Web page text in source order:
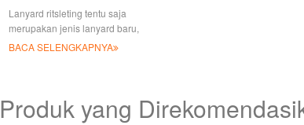
Lanyard ritsleting tentu saja
merupakan jenis lanyard baru,
pilihan menarik & tidak biasa yang
BACA SELENGKAPNYA
Produk yang